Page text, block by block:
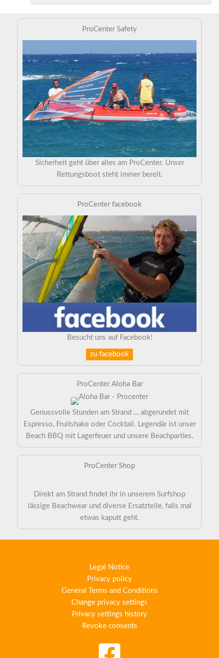
ProCenter Safety
Sicherheit geht über alles am ProCenter. Unser
Rettungsboot steht immer bereit.
ProCenter facebook
Besucht uns auf Facebook!
zu facebook
ProCenter Aloha Bar
Genussvolle Stunden am Strand … abgerundet mit
Espresso, Fruitshake oder Cocktail. Legendär ist unser
Beach BBQ mit Lagerfeuer und unsere Beachparties.
ProCenter Shop
Direkt am Strand findet ihr in unserem Surfshop
lässige Beachwear und diverse Ersatzteile, falls mal
etwas kaputt geht.
Legal Notice
Privacy policy
General Terms and Conditions
Change privacy settings
Privacy settings history
Revoke consents